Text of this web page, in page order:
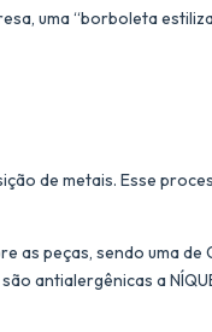
uma “borboleta
de metais. Esse
peças, sendo uma
antialergênicas a